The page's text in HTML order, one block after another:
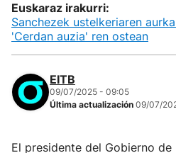
Euskaraz irakurri:
Sanchezek ustelkeriaren
'Cerdan auzia' ren ostean
EITB
09/07/2025 - 09:05
Última actualización 09/07/
El presidente del Gobierno de